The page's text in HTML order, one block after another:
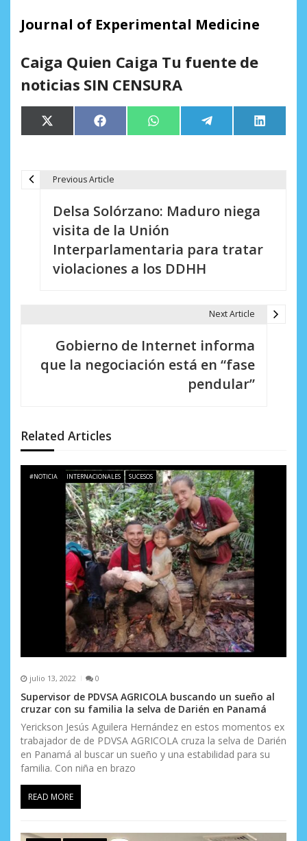
Journal of Experimental Medicine
Caiga Quien Caiga Tu fuente de
noticias SIN CENSURA
Compartir
en
X
(Twitter)
Compartir
en
Facebook Compartir
en
WhatsApp Compartir
en
Telegram
en
LinkedIn
d
e
s
Previous Article
Delsa Solórzano: Maduro niega
visita de la Unión
Interparlamentaria para tratar
violaciones a los DDHH
Next Article
Gobierno de Internet informa
que la negociación está en “fase
pendular”
Related Articles
#NOTICIA INTERNACIONALES SUCESOS
julio 13, 2022 0
Supervisor de PDVSA AGRICOLA buscando un sueño al
cruzar con su familia la selva de Darién en Panamá
Yerickson Jesús Aguilera Hernández en estos momentos ex
trabajador de de PDVSA AGRICOLA cruza la selva de Darién
en Panamá al buscar un sueño y una estabilidad para su
familia. Con niña en brazo
READ MORE